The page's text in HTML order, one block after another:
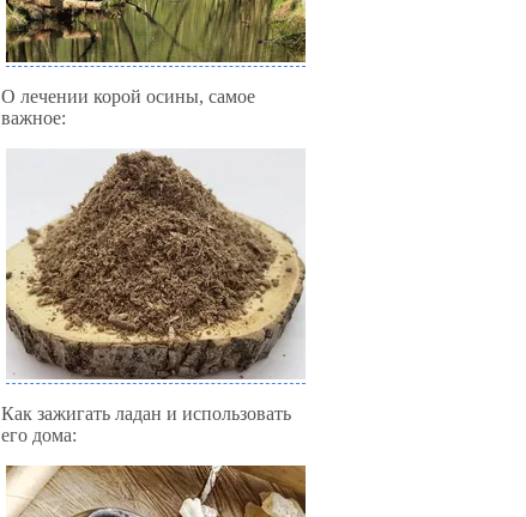
О лечении корой осины, самое
важное:
Как зажигать ладан и использовать
его дома: